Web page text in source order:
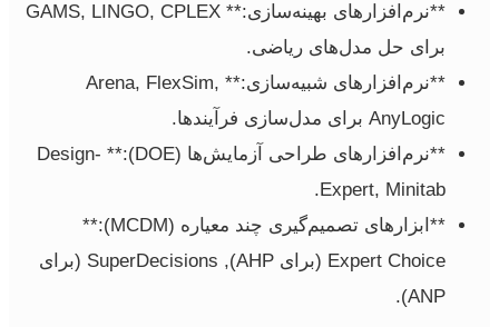
**نرم‌افزارهای بهینه‌سازی:** GAMS, LINGO, CPLEX
برای حل مدل‌های ریاضی.
**نرم‌افزارهای شبیه‌سازی:** Arena, FlexSim,
AnyLogic برای مدل‌سازی فرآیندها.
**نرم‌افزارهای طراحی آزمایش‌ها (DOE):** Design-
Expert, Minitab.
**ابزارهای تصمیم‌گیری چند معیاره (MCDM):**
Expert Choice (برای AHP), SuperDecisions (برای
ANP).